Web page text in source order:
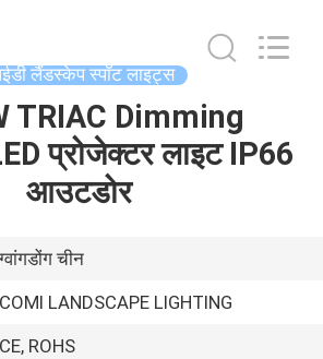
लैंडस्केप स्पॉट लाइट्स
TRIAC Dimming
प्रोजेक्टर लाइट IP66
आउटडोर
ग्वांगडोंग चीन
COMI LANDSCAPE LIGHTING
CE, ROHS